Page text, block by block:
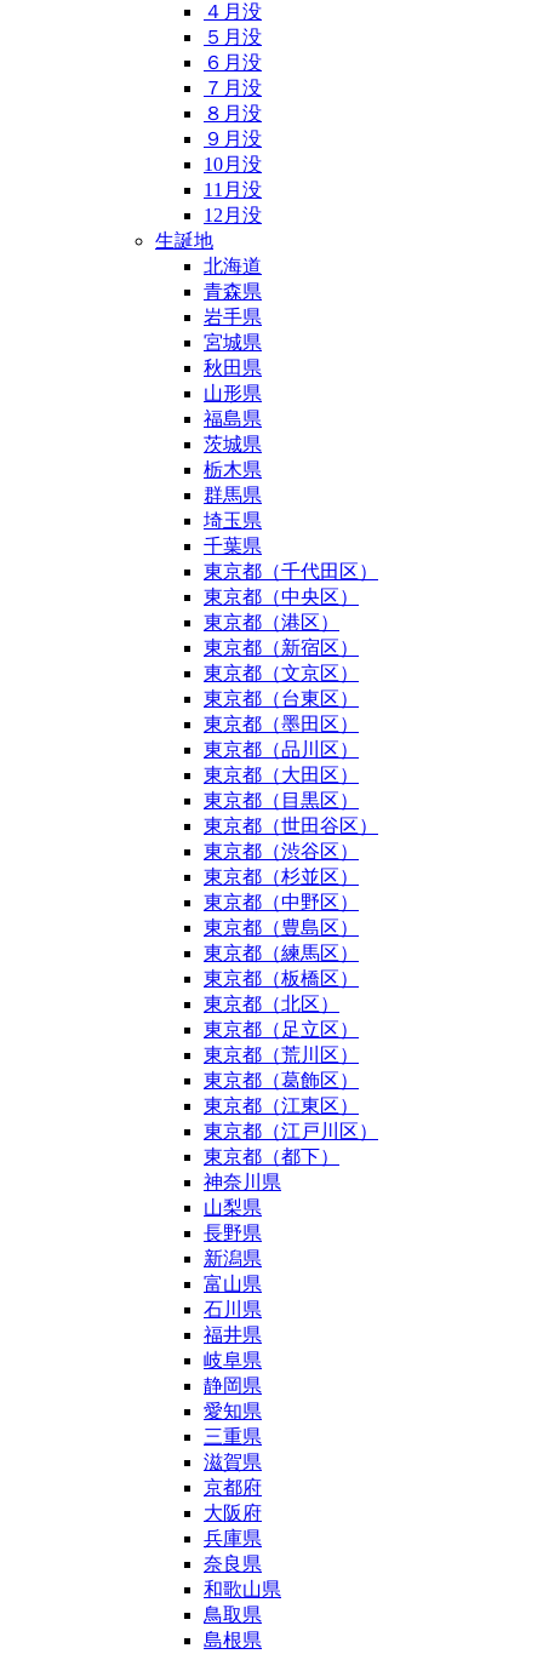
４月没
５月没
６月没
７月没
８月没
９月没
10月没
11月没
12月没
生誕地
北海道
青森県
岩手県
宮城県
秋田県
山形県
福島県
茨城県
栃木県
群馬県
埼玉県
千葉県
東京都（千代田区）
東京都（中央区）
東京都（港区）
東京都（新宿区）
東京都（文京区）
東京都（台東区）
東京都（墨田区）
東京都（品川区）
東京都（大田区）
東京都（目黒区）
東京都（世田谷区）
東京都（渋谷区）
東京都（杉並区）
東京都（中野区）
東京都（豊島区）
東京都（練馬区）
東京都（板橋区）
東京都（北区）
東京都（足立区）
東京都（荒川区）
東京都（葛飾区）
東京都（江東区）
東京都（江戸川区）
東京都（都下）
神奈川県
山梨県
長野県
新潟県
富山県
石川県
福井県
岐阜県
静岡県
愛知県
三重県
滋賀県
京都府
大阪府
兵庫県
奈良県
和歌山県
鳥取県
島根県